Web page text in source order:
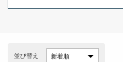
並び替え